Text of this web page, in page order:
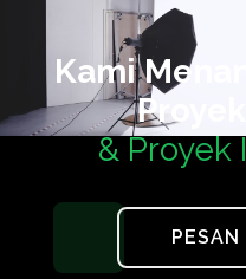
Kami
& Proyek
PESAN